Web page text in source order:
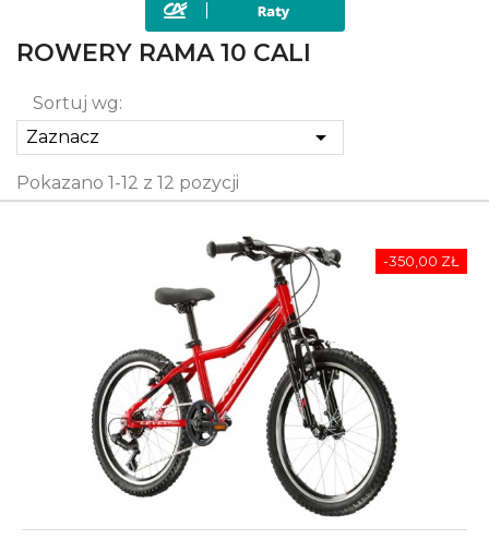
ROWERY RAMA 10 CALI
Sortuj wg:
Zaznacz

Pokazano 1-12 z 12 pozycji
-350,00 ZŁ